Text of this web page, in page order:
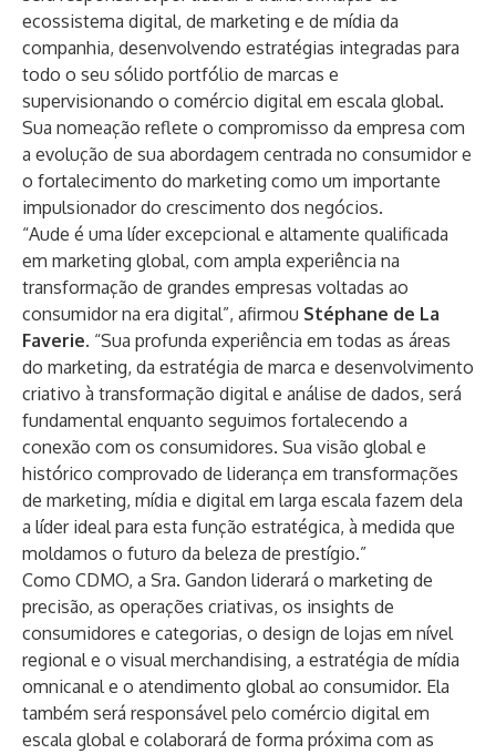
ecossistema digital, de marketing e de mídia da
companhia, desenvolvendo estratégias integradas para
todo o seu sólido portfólio de marcas e
supervisionando o comércio digital em escala global.
Sua nomeação reflete o compromisso da empresa com
a evolução de sua abordagem centrada no consumidor e
o fortalecimento do marketing como um importante
impulsionador do crescimento dos negócios.
“Aude é uma líder excepcional e altamente qualificada
em marketing global, com ampla experiência na
transformação de grandes empresas voltadas ao
consumidor na era digital”, afirmou Stéphane de La
Faverie. “Sua profunda experiência em todas as áreas
do marketing, da estratégia de marca e desenvolvimento
criativo à transformação digital e análise de dados, será
fundamental enquanto seguimos fortalecendo a
conexão com os consumidores. Sua visão global e
histórico comprovado de liderança em transformações
de marketing, mídia e digital em larga escala fazem dela
a líder ideal para esta função estratégica, à medida que
moldamos o futuro da beleza de prestígio.”
Como CDMO, a Sra. Gandon liderará o marketing de
precisão, as operações criativas, os insights de
consumidores e categorias, o design de lojas em nível
regional e o visual merchandising, a estratégia de mídia
omnicanal e o atendimento global ao consumidor. Ela
também será responsável pelo comércio digital em
escala global e colaborará de forma próxima com as